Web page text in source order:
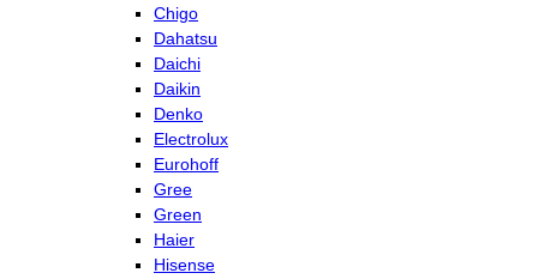
Chigo
Dahatsu
Daichi
Daikin
Denko
Electrolux
Eurohoff
Gree
Green
Haier
Hisense